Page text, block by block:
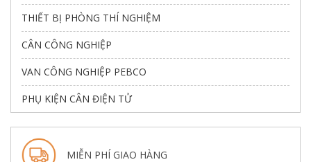
THIẾT BỊ PHÒNG THÍ NGHIỆM
CÂN CÔNG NGHIỆP
VAN CÔNG NGHIỆP PEBCO
PHỤ KIỆN CÂN ĐIỆN TỬ
MIỄN PHÍ GIAO HÀNG